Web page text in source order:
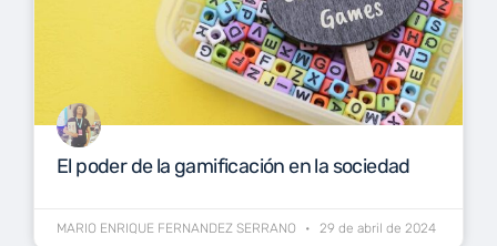
El poder de la gamificación en la sociedad
MARIO ENRIQUE FERNANDEZ SERRANO 29 de abril de 2024